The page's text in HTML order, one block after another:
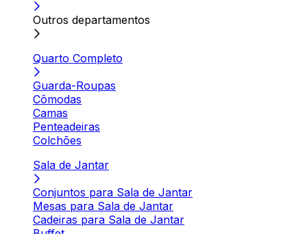
Outros departamentos
Quarto Completo
Guarda-Roupas
Cômodas
Camas
Penteadeiras
Colchões
Sala de Jantar
Conjuntos para Sala de Jantar
Mesas para Sala de Jantar
Cadeiras para Sala de Jantar